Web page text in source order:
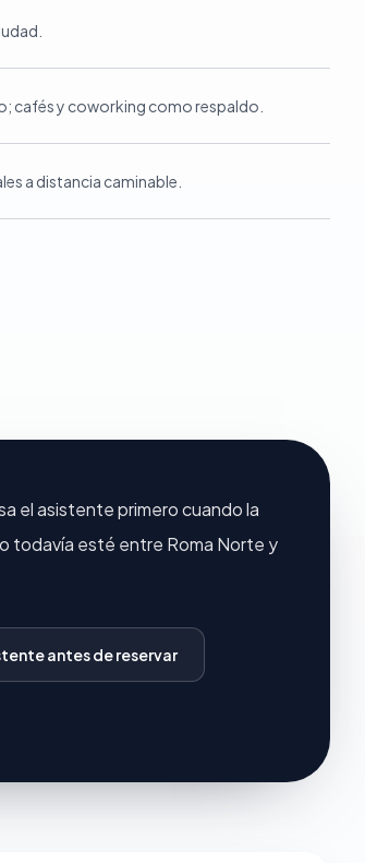
cafés y coworking como respaldo.
a distancia caminable.
el asistente primero cuando la
todavía esté entre Roma Norte y
antes de reservar